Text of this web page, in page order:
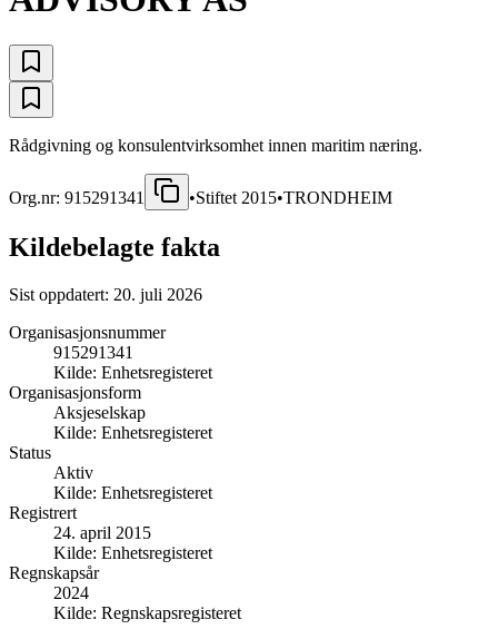
Rådgivning og konsulentvirksomhet innen maritim næring.
Org.nr: 915291341 •Stiftet 2015•TRONDHEIM
Kildebelagte fakta
Sist oppdatert: 20. juli 2026
Organisasjonsnummer
915291341
Kilde: Enhetsregisteret
Organisasjonsform
Aksjeselskap
Kilde: Enhetsregisteret
Status
Aktiv
Kilde: Enhetsregisteret
Registrert
24. april 2015
Kilde: Enhetsregisteret
Regnskapsår
2024
Kilde: Regnskapsregisteret